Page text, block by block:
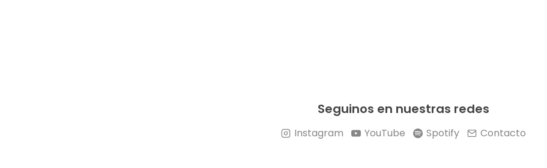
Seguinos en nuestras redes
Instagram YouTube Spotify Contacto